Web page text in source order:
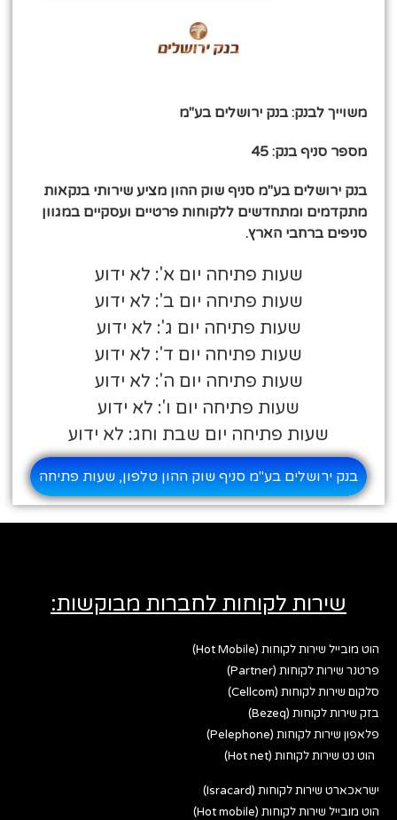
משוייך לבנק: בנק ירושלים בע"מ
מספר סניף בנק: 45
בנק ירושלים בע"מ סניף שוק ההון מציע שירותי בנקאות
מתקדמים ומתחדשים ללקוחות פרטיים ועסקיים במגוון
סניפים ברחבי הארץ.
שעות פתיחה יום א': לא ידוע
שעות פתיחה יום ב': לא ידוע
שעות פתיחה יום ג': לא ידוע
שעות פתיחה יום ד': לא ידוע
שעות פתיחה יום ה': לא ידוע
שעות פתיחה יום ו': לא ידוע
שעות פתיחה יום שבת וחג: לא ידוע
בנק ירושלים בע"מ סניף שוק ההון טלפון, שעות פתיחה
שירות לקוחות לחברות מבוקשות:
הוט מובייל שירות לקוחות (Hot Mobile)
פרטנר שירות לקוחות (Partner)
סלקום שירות לקוחות (Cellcom)
בזק שירות לקוחות (Bezeq)
פלאפון שירות לקוחות (Pelephone)
הוט נט שירות לקוחות (Hot net)
ישראכארט שירות לקוחות (Isracard)
הוט מובייל שירות לקוחות (Hot mobile)